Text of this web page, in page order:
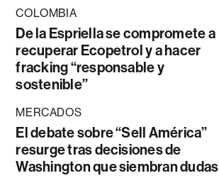
COLOMBIA
De la Espriella se compromete a
recuperar Ecopetrol y a hacer
fracking “responsable y
sostenible”
MERCADOS
El debate sobre “Sell América”
resurge tras decisiones de
Washington que siembran dudas